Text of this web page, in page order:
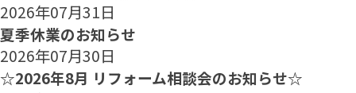
2026年07月31日
夏季休業のお知らせ
2026年07月30日
☆2026年8月 リフォーム相談会のお知らせ☆